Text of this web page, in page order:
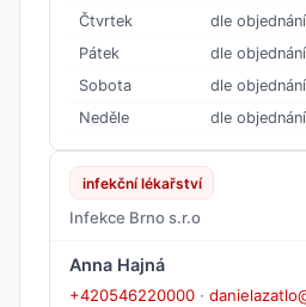
Čtvrtek
dle objednání
Pátek
dle objednání
Sobota
dle objednání
Neděle
dle objednání
infekční lékařství
Infekce Brno s.r.o
Anna Hajná
+420546220000 ·